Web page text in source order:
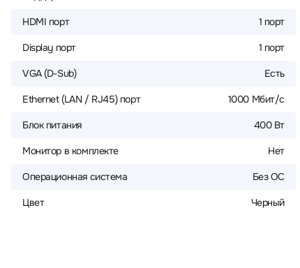
HDMI порт 1 порт
Display порт 1 порт
VGA (D-Sub) Есть
Ethernet (LAN / RJ45) порт 1000 Мбит/с
Блок питания 400 Вт
Монитор в комплекте Нет
Операционная система Без ОС
Цвет Черный